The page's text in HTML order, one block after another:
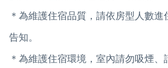
＊為維護住宿品質，請依房型人數
告知。
＊為維護住宿環境，室內請勿吸煙、